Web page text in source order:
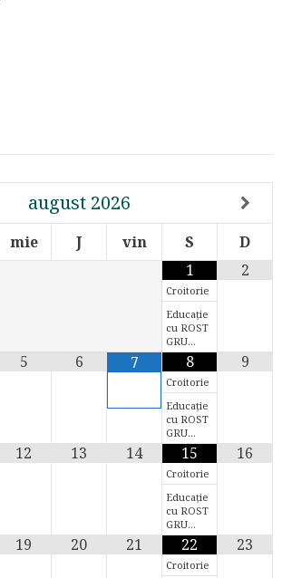
august 2026
mie J vin S
D
1
Croitorie
Educație
cu ROST
GRU…
2
5 6 7 8
Croitorie
Educație
cu ROST
GRU…
9
12 13 14 15
Croitorie
Educație
cu ROST
GRU…
16
19 20 21 22
Croitorie
23